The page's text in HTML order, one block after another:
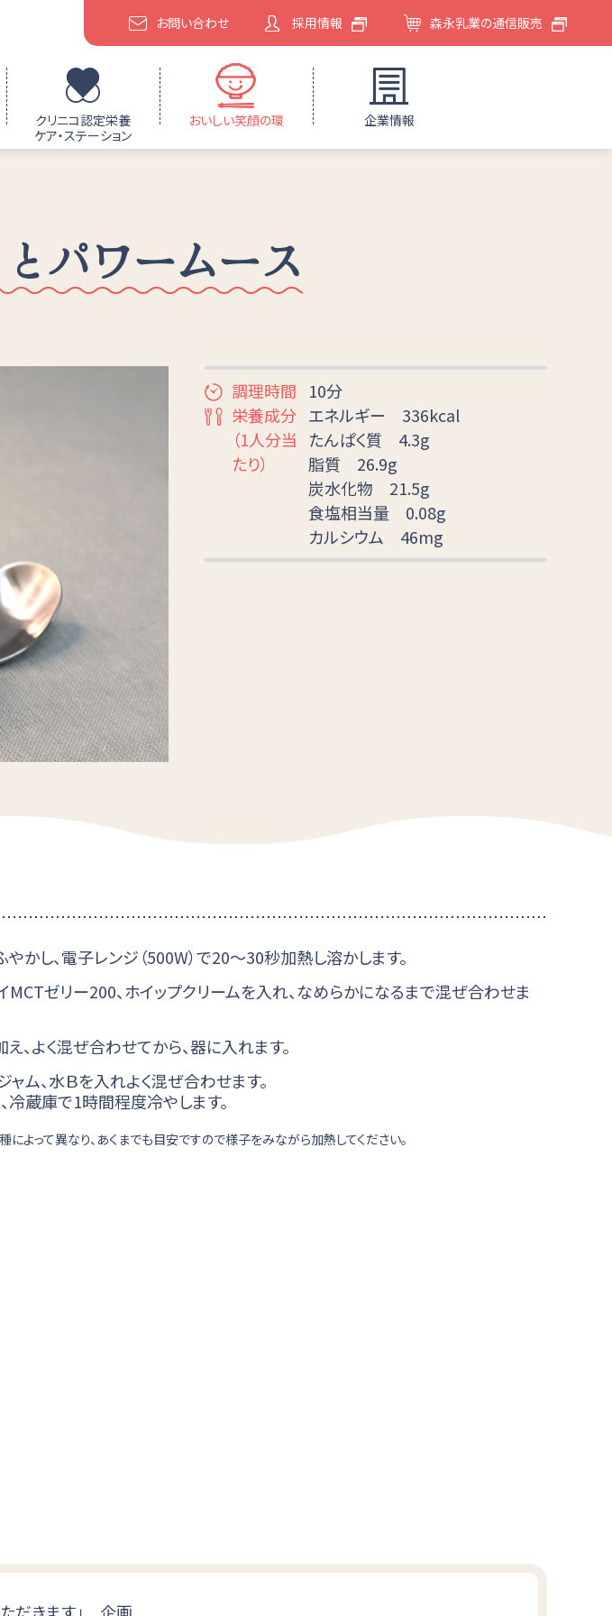
クリニコ認定栄養
ケア・ステーション
おいしい笑顔の環 企業情報
お問い合わせ 採用情報 森永乳業の通信販売
パワームース
調理時間
10分
栄養成分
（1人分当
たり）
エネルギー 336kcal
たんぱく質 4.3g
脂質 26.9g
炭水化物 21.5g
食塩相当量 0.08g
カルシウム 46mg
かし、電子レンジ（500W）で20～30秒加熱し溶かします。
MCTゼリー200、ホイップクリームを入れ、なめらかになるまで混ぜ合わせま
よく混ぜ合わせてから、器に入れます。
ム、水Ｂを入れよく混ぜ合わせます。
蔵庫で1時間程度冷やします。
よって異なり、あくまでも目安ですので様子をみながら加熱してください。